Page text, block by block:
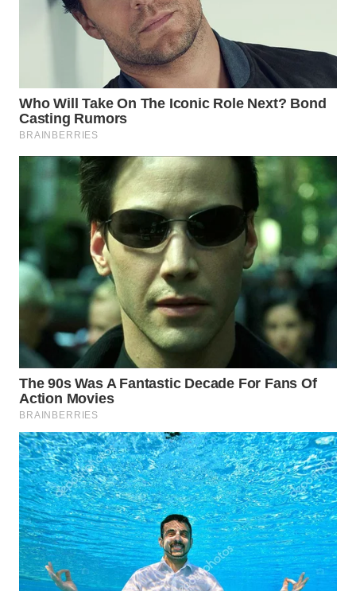
WN
PURWAKARTA
TIMUR
WN
SEMARANG
SOLO
BOROBUDUR
WN
MADURA
WN
SURABAYA
WN
NATUNA
WN
BINTAN
WN
MANDALIKA